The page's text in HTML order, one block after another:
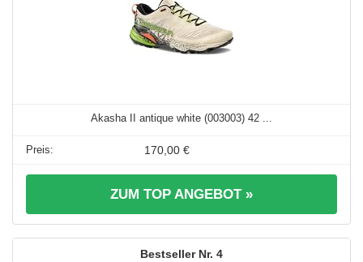
Akasha II antique white (003003) 42 ...
170,00 €
ZUM TOP ANGEBOT »
4